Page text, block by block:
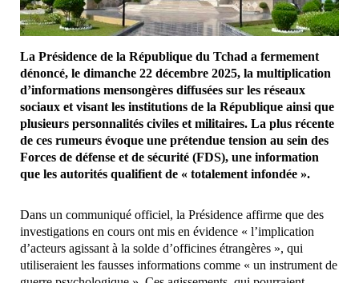
La Présidence de la République du Tchad a fermement
dénoncé, le dimanche 22 décembre 2025, la multiplication
d’informations mensongères diffusées sur les réseaux
sociaux et visant les institutions de la République ainsi que
plusieurs personnalités civiles et militaires. La plus récente
de ces rumeurs évoque une prétendue tension au sein des
Forces de défense et de sécurité (FDS), une information
que les autorités qualifient de « totalement infondée ».
Dans un communiqué officiel, la Présidence affirme que des
investigations en cours ont mis en évidence « l’implication
d’acteurs agissant à la solde d’officines étrangères », qui
utiliseraient les fausses informations comme « un instrument de